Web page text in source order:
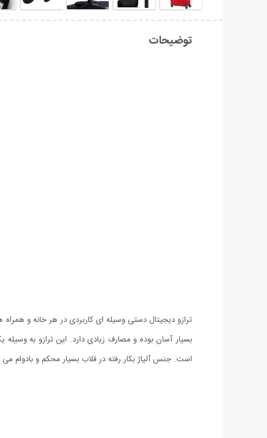
توضیحات
بسیار آسان بوده و مصارف زیادی دارد. این ترازو به
است. جنس آلیاژ بکار رفته در قلاب بسیار محکم و بادوام